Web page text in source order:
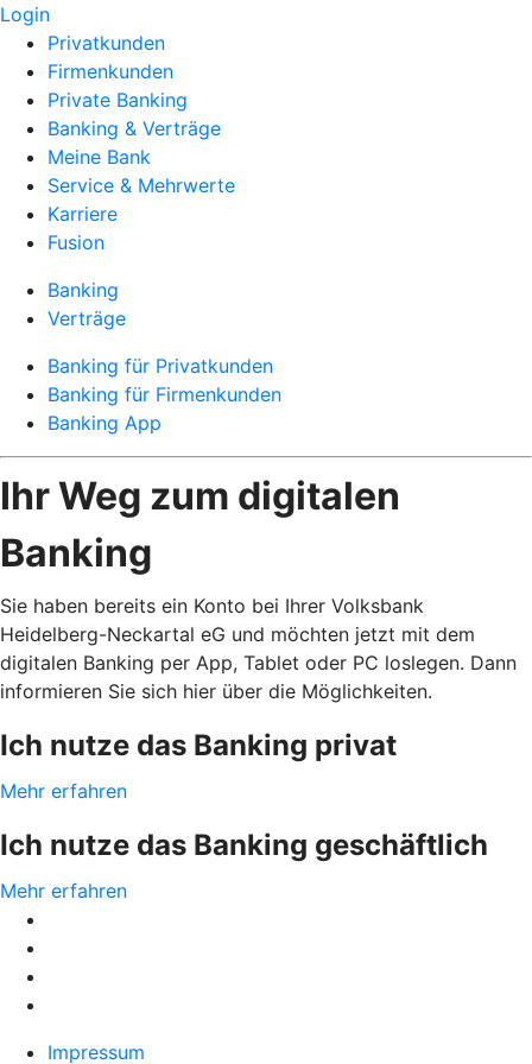
Login
Privatkunden
Firmenkunden
Private Banking
Banking & Verträge
Meine Bank
Service & Mehrwerte
Karriere
Fusion
Banking
Verträge
Banking für Privatkunden
Banking für Firmenkunden
Banking App
Ihr Weg zum digitalen
Banking
Sie haben bereits ein Konto bei Ihrer Volksbank
Heidelberg-Neckartal eG und möchten jetzt mit dem
digitalen Banking per App, Tablet oder PC loslegen. Dann
informieren Sie sich hier über die Möglichkeiten.
Ich nutze das Banking privat
Mehr erfahren
Ich nutze das Banking geschäftlich
Mehr erfahren
Impressum